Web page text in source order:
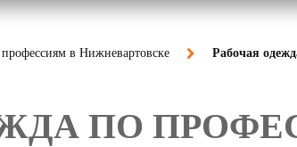
в Нижневартовске Рабочая
ПО